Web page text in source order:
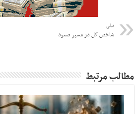
قبلی
شاخص کل در مسیر صعود
مطالب مرتبط